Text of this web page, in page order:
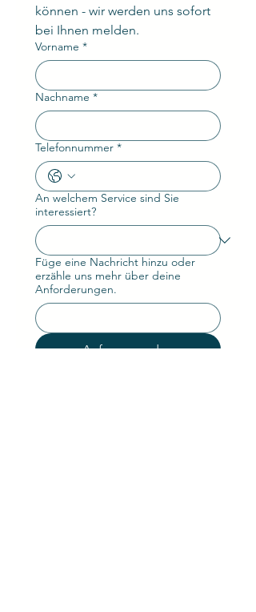
können - wir werden uns sofort
bei Ihnen melden.
Vorname *
Nachname *
Telefonnummer *
An welchem ​​Service sind Sie
interessiert?
Füge eine Nachricht hinzu oder
erzähle uns mehr über deine
Anforderungen.
Anfrage senden